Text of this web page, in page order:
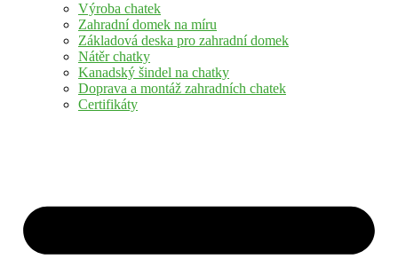
Výroba chatek
Zahradní domek na míru
Základová deska pro zahradní domek
Nátěr chatky
Kanadský šindel na chatky
Doprava a montáž zahradních chatek
Certifikáty